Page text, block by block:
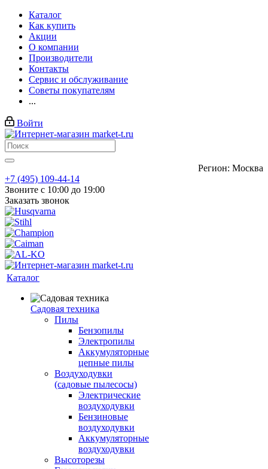
Каталог
Как купить
Акции
О компании
Производители
Контакты
Сервис и обслуживание
Советы покупателям
...
Войти
Регион: Москва
+7 (495) 109-44-14
Звоните с 10:00 до 19:00
Заказать звонок
Каталог
Садовая техника
Пилы
Бензопилы
Электропилы
Аккумуляторные
цепные пилы
Воздуходувки
(садовые пылесосы)
Электрические
воздуходувки
Бензиновые
воздуходувки
Аккумуляторные
воздуходувки
Высоторезы